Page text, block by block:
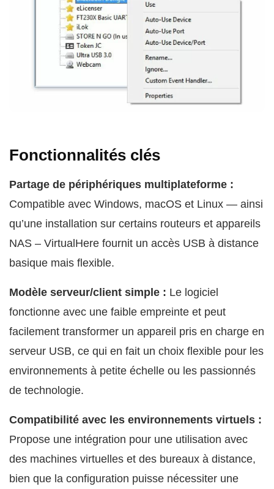
Fonctionnalités clés
Partage de périphériques multiplateforme :
Compatible avec Windows, macOS et Linux — ainsi
qu’une installation sur certains routeurs et appareils
NAS – VirtualHere fournit un accès USB à distance
basique mais flexible.
Modèle serveur/client simple : Le logiciel
fonctionne avec une faible empreinte et peut
facilement transformer un appareil pris en charge en
serveur USB, ce qui en fait un choix flexible pour les
environnements à petite échelle ou les passionnés
de technologie.
Compatibilité avec les environnements virtuels :
Propose une intégration pour une utilisation avec
des machines virtuelles et des bureaux à distance,
bien que la configuration puisse nécessiter une